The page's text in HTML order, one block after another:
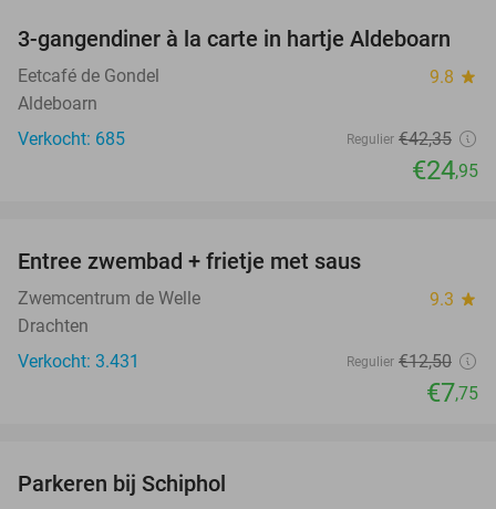
41%
3-gangendiner à la carte in hartje Aldeboarn
Eetcafé de Gondel 9.8 star
Aldeboarn
Verkocht: 685
Regulier €42,35
€24,95
Entree zwembad + frietje met saus
Zwemcentrum de Welle 9.3 star
Drachten
Verkocht: 3.431
Regulier €12,50
€7,75
Parkeren bij Schiphol